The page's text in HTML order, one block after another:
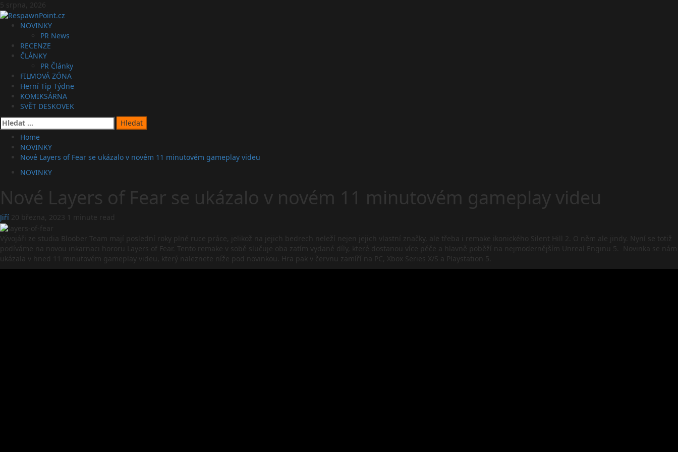
Skip
to
content
5 srpna, 2026
PrimaryNOVINKY
PR News
RECENZE
ČLÁNKY
PR Články
FILMOVÁ ZÓNA
Herní Tip Týdne
KOMIKSÁRNA
SVĚT DESKOVEK
Vyhledávání
Home
NOVINKY
Nové Layers of Fear se ukázalo v novém 11 minutovém gameplay videu
NOVINKY
Nové Layers of Fear se ukázalo v novém 11 minutovém gameplay videu
Jiří 20 března, 2023 1 minute read
Vývojáři ze studia Bloober Team mají poslední roky plné ruce práce, jelikož na jejich bedrech neleží nejen jejich vlastní značky, ale třeba i remake ikonického Silent Hill 2. O něm ale jindy. Nyní se totiž
podíváme na novou inkarnaci hororu Layers of Fear. Tento remake v sobě slučuje oba zatím vydané díly, které dostanou více péče a hlavně poběží na nejmodernějším Unreal Enginu 5. Novinka se nám
ukázala v hned 11 minutovém gameplay videu, který naleznete níže pod novinkou. Hra pak v červnu zamíří na PC, Xbox Series X/S a Playstation 5.